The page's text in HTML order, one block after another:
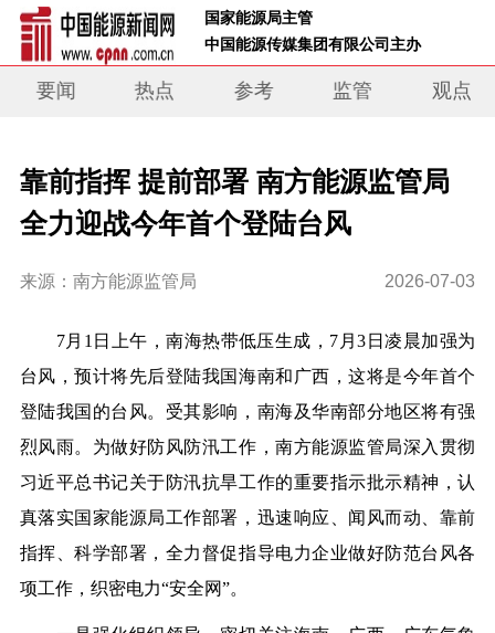
国家能源局主管
中国能源传媒集团有限公司主办
要闻 热点 参考 监管 观点
靠前指挥 提前部署 南方能源监管局
全力迎战今年首个登陆台风
来源：南方能源监管局 2026-07-03
7月 1 日上午，南海热带低压生成， 7 月3 日凌晨加强为
台风，预计将先后登陆我国海南和广西，这将是今年首个
登陆我国的台风。受其影响，南海及华南部分地区将有强
烈风雨。为做好防风防汛工作，南方能源监管局深入贯彻
习近平总书记关于防汛抗旱工作的重要指示批示精神，认
真落实国家能源局工作部署，迅速响应、闻风而动、靠前
指挥、科学部署，全力督促指导电力企业做好防范台风各
项工作，织密电力“安全网”。